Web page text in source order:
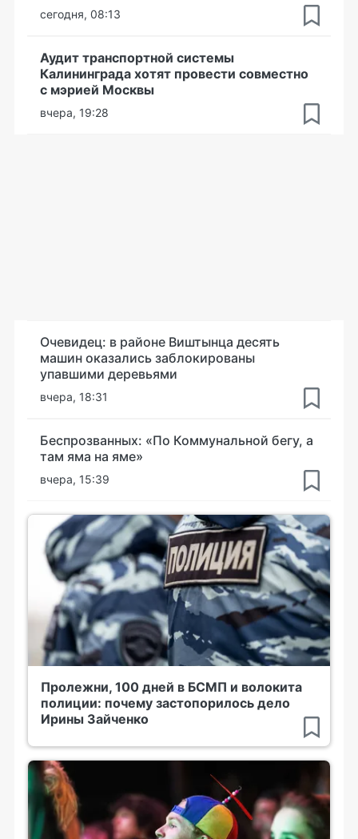
сегодня, 08:13
Аудит транспортной системы
Калининграда хотят провести совместно
с мэрией Москвы
вчера, 19:28
Очевидец: в районе Виштынца десять
машин оказались заблокированы
упавшими деревьями
вчера, 18:31
Беспрозванных: «По Коммунальной бегу, а
там яма на яме»
вчера, 15:39
Пролежни, 100 дней в БСМП и волокита
полиции: почему застопорилось дело
Ирины Зайченко